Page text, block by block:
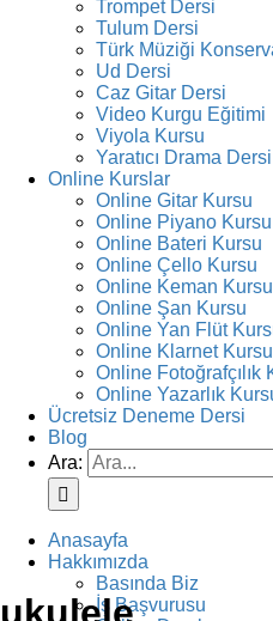
Trompet Dersi
Tulum Dersi
Türk Müziği
Ud Dersi
Caz Gitar Dersi
Video Kurgu Eğitimi
Viyola Kursu
Yaratıcı Drama Dersi
Online Kurslar
Online Gitar Kursu
Online Piyano Kursu
Online Bateri Kursu
Online Çello Kursu
Online Keman Kursu
Online Şan Kursu
Online Yan Flüt
Online Klarnet Kursu
Online Fotoğrafçılık
Online Yazarlık
Ücretsiz Deneme Dersi
Blog
Ara:
Anasayfa
Hakkımızda
Basında Biz
İş Başvurusu